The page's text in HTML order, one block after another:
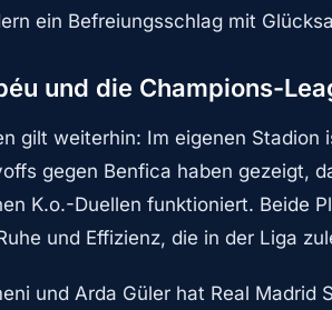
ein Befreiungsschlag mit
und die Champions-
gilt weiterhin: Im eigenen Stadion
gegen Benfica haben gezeigt,
K.o.-Duellen funktioniert. Beide
und Effizienz, die in der Liga
und Arda Güler hat Real Madrid